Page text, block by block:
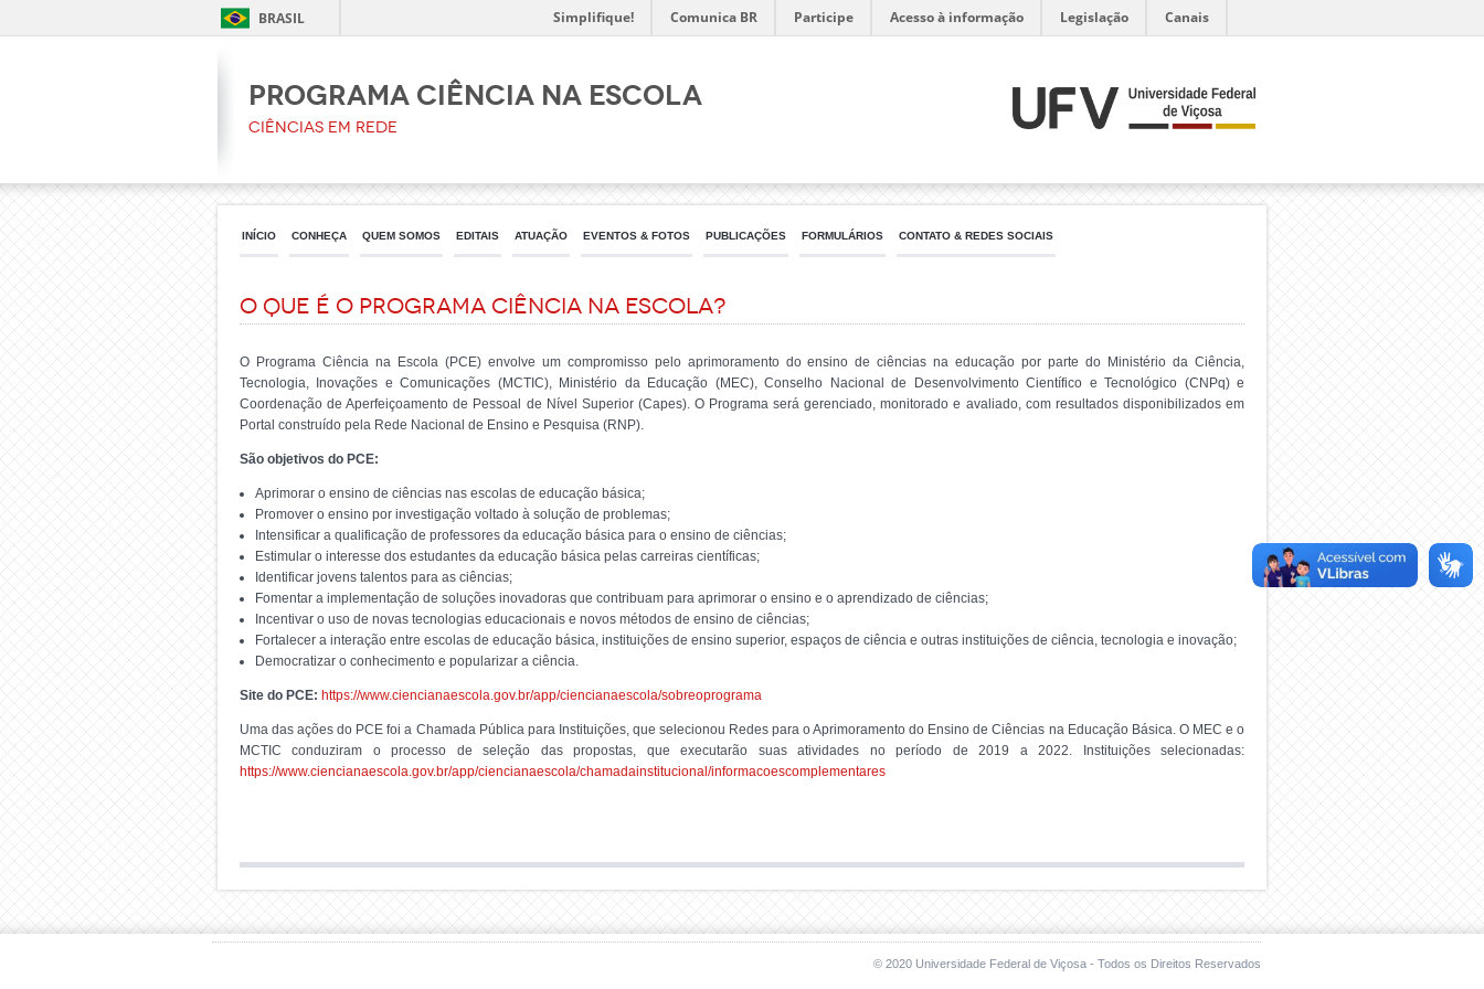
BRASIL Simplifique! Comunica BR Participe Acesso à informação Legislação Canais
PROGRAMA CIÊNCIA NA ESCOLA
Ciências em Rede
INÍCIO CONHEÇA QUEM SOMOS EDITAIS ATUAÇÃO EVENTOS & FOTOS PUBLICAÇÕES FORMULÁRIOS CONTATO & REDES SOCIAIS
O que é o Programa Ciência na Escola?
O Programa Ciência na Escola (PCE) envolve um compromisso pelo aprimoramento do ensino de ciências na educação por parte do Ministério da Ciência,
Tecnologia, Inovações e Comunicações (MCTIC), Ministério da Educação (MEC), Conselho Nacional de Desenvolvimento Científico e Tecnológico (CNPq) e
Coordenação de Aperfeiçoamento de Pessoal de Nível Superior (Capes). O Programa será gerenciado, monitorado e avaliado, com resultados disponibilizados em
Portal construído pela Rede Nacional de Ensino e Pesquisa (RNP).
São objetivos do PCE:
Aprimorar o ensino de ciências nas escolas de educação básica;
Promover o ensino por investigação voltado à solução de problemas;
Intensificar a qualificação de professores da educação básica para o ensino de ciências;
Estimular o interesse dos estudantes da educação básica pelas carreiras científicas;
Identificar jovens talentos para as ciências;
Fomentar a implementação de soluções inovadoras que contribuam para aprimorar o ensino e o aprendizado de ciências;
Incentivar o uso de novas tecnologias educacionais e novos métodos de ensino de ciências;
Fortalecer a interação entre escolas de educação básica, instituições de ensino superior, espaços de ciência e outras instituições de ciência, tecnologia e inovação;
Democratizar o conhecimento e popularizar a ciência.
Site do PCE: https://www.ciencianaescola.gov.br/app/ciencianaescola/sobreoprograma
Uma das ações do PCE foi a Chamada Pública para Instituições, que selecionou Redes para o Aprimoramento do Ensino de Ciências na Educação Básica. O MEC e o
MCTIC conduziram o processo de seleção das propostas, que executarão suas atividades no período de 2019 a 2022. Instituições selecionadas:
https://www.ciencianaescola.gov.br/app/ciencianaescola/chamadainstitucional/informacoescomplementares
© 2020 Universidade Federal de Viçosa - Todos os Direitos Reservados